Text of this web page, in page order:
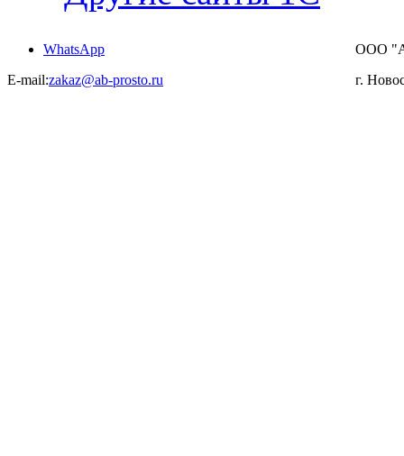
WhatsApp
ООО
E-mail:zakaz@ab-prosto.ru г.